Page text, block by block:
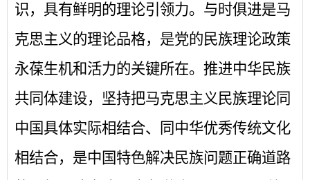
识，具有鲜明的理论引领力。与时俱进是马
克思主义的理论品格，是党的民族理论政策
永葆生机和活力的关键所在。推进中华民族
共同体建设，坚持把马克思主义民族理论同
中国具体实际相结合、同中华优秀传统文化
相结合，是中国特色解决民族问题正确道路